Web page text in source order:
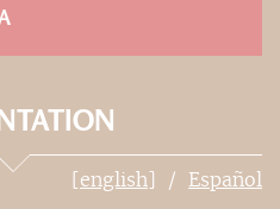
[english] Español